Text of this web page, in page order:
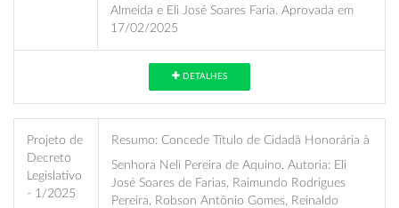
Almeida e Eli José Soares Faria. Aprovada em
17/02/2025
DETALHES
Projeto de
Decreto
Legislativo
- 1/2025
Resumo: Concede Título de Cidadã Honorária à
Senhora Neli Pereira de Aquino. Autoria: Eli
José Soares de Farias, Raimundo Rodrigues
Pereira, Robson Antônio Gomes, Reinaldo